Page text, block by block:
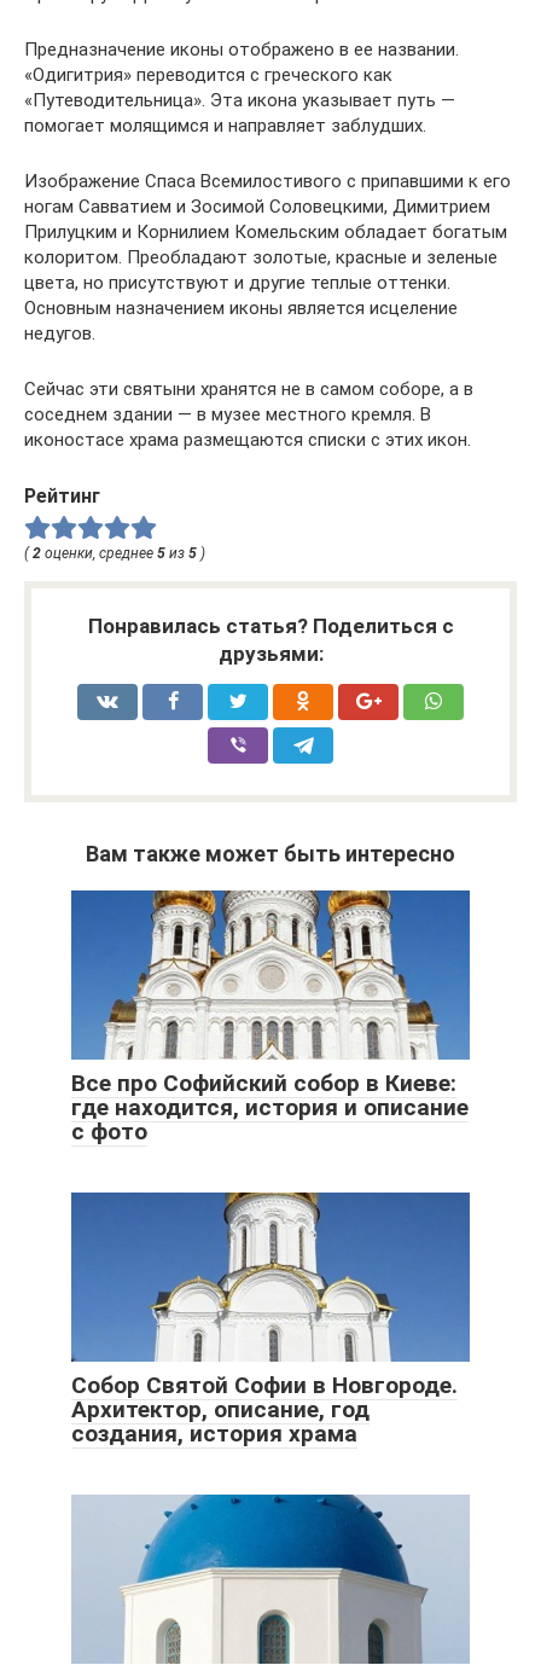
Предназначение иконы отображено в ее названии.
«Одигитрия» переводится с греческого как
«Путеводительница». Эта икона указывает путь —
помогает молящимся и направляет заблудших.
Изображение Спаса Всемилостивого с припавшими к его
ногам Савватием и Зосимой Соловецкими, Димитрием
Прилуцким и Корнилием Комельским обладает богатым
колоритом. Преобладают золотые, красные и зеленые
цвета, но присутствуют и другие теплые оттенки.
Основным назначением иконы является исцеление
недугов.
Сейчас эти святыни хранятся не в самом соборе, а в
соседнем здании — в музее местного кремля. В
иконостасе храма размещаются списки с этих икон.
Рейтинг
(2 оценки, среднее 5 из 5 )
Понравилась статья? Поделиться с
друзьями:
Вам также может быть интересно
Все про Софийский собор в Киеве:
где находится, история и описание
с фото
Собор Святой Софии в Новгороде.
Архитектор, описание, год
создания, история храма